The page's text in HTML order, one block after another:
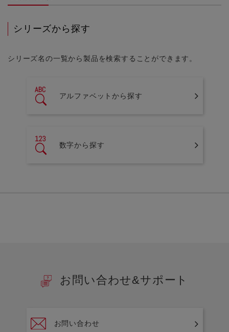
シリーズから探す
シリーズ名の一覧から製品を検索することができます。
アルファベットから探す
数字から探す
お問い合わせ&サポート
お問い合わせ